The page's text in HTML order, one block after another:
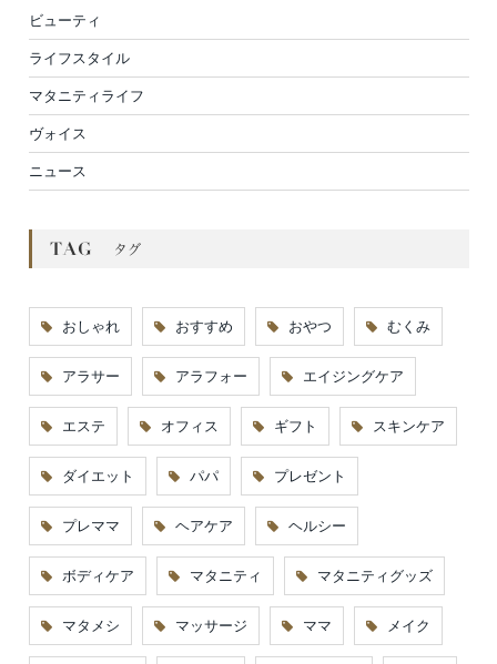
ビューティ
ライフスタイル
マタニティライフ
ヴォイス
ニュース
おしゃれ おすすめ おやつ むくみ
アラサー アラフォー エイジングケア
エステ オフィス ギフト スキンケア
ダイエット パパ プレゼント
プレママ ヘアケア ヘルシー
ボディケア マタニティ マタニティグッズ
マタメシ マッサージ ママ メイク